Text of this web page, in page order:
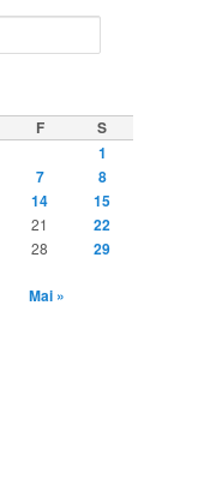
F
S
1
7
8
14 15
21 22
28 29
Mai »